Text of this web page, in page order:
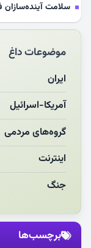
سلامت آینده‌سازان
بازخوانی رسانه‌ای
مشهدالرضا آقای
مکن ای صبح طلوع
چرایی «استقبال از
موضوعات داغ
ایران
آمریکا-اسرائیل
گروه‌های مردمی
اینترنت
جنگ
برچسب‌ها